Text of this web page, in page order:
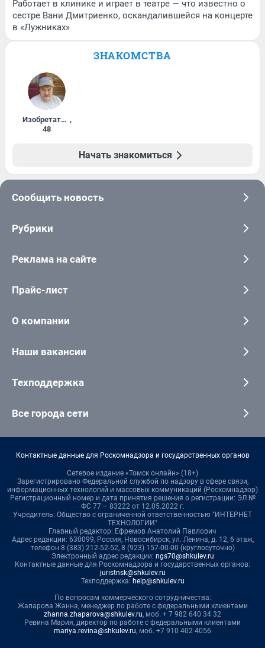
Работает в клинике и играет в театре — что известно о
сестре Вани Дмитриенко, оскандалившейся на концерте
в «Лужниках»
ЗНАКОМСТВА
Изобретатель ,
48
Начать знакомиться
Сообщить новость
Рубрики
Реклама на сайте
Прайс-лист
О компании
Наши вакансии
Техподдержка
Все города сети
Контактные данные для Роскомнадзора и государственных органов
Сетевое издание «Томск онлайн» (18+)
Зарегистрировано Федеральной службой по надзору в сфере связи,
информационных технологий и массовых коммуникаций (Роскомнадзор)
Регистрационный номер и дата принятия решения о регистрации: ЭЛ №
ФС 77 – 83222 от 12.05.2022 г.
Учредитель: Общество с ограниченной ответственностью "ИНТЕРНЕТ
ТЕХНОЛОГИИ"
Главный редактор: Ефремов Анатолий Павлович
Адрес редакции: 630099, Россия, Новосибирск, ул. Ленина, д. 12, 6 этаж,
телефон 8 (383) 212-52-52, 8 (923) 157-00-00 (круглосуточно)
Электронный адрес редакции: ngs70@shkulev.ru
Контактные данные для Роскомнадзора и государственных органов:
juristnsk@shkulev.ru
Техподдержка: help@shkulev.ru
По вопросам коммерческого сотрудничества:
Жапарова Жанна, менеджер по работе с федеральными клиентами
zhanna.zhaparova@shkulev.ru, моб. + 7 982 640 34 32
Ревина Мария, директор по работе с федеральными клиентами
mariya.revina@shkulev.ru, моб. +7 910 402 4056